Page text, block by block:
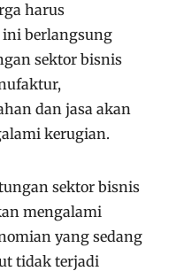
harus
berlangsung
sektor bisnis
dan jasa akan
kerugian.
sektor bisnis
mengalami
yang sedang
tidak terjadi